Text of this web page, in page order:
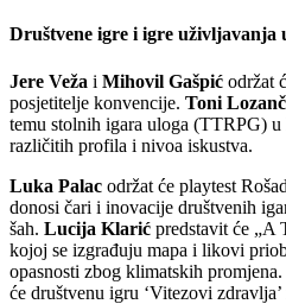
Društvene igre i igre uživljavanja
Jere Veža i Mihovil Gašpić održat
posjetitelje konvencije. Toni
temu stolnih igara uloga (TTRPG)
različitih profila i nivoa iskustva.
Luka Palac održat će playtest
donosi čari i inovacije društvenih
šah. Lucija Klarić predstavit će „A
kojoj se izgrađuju mapa i likovi
opasnosti zbog klimatskih promjena.
će društvenu igru ‘Vitezovi